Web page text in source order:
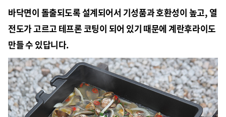
바닥면이 돌출되도록 설계되어서 기성품과 호환성이 높고, 열
전도가 고르고 테프론 코팅이 되어 있기 때문에 계란후라이도
만들 수 있답니다.